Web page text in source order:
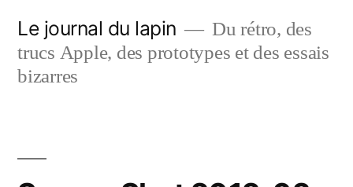
contenu
Le journal du lapin
Du rétro, des
trucs Apple, des prototypes et des essais
bizarres